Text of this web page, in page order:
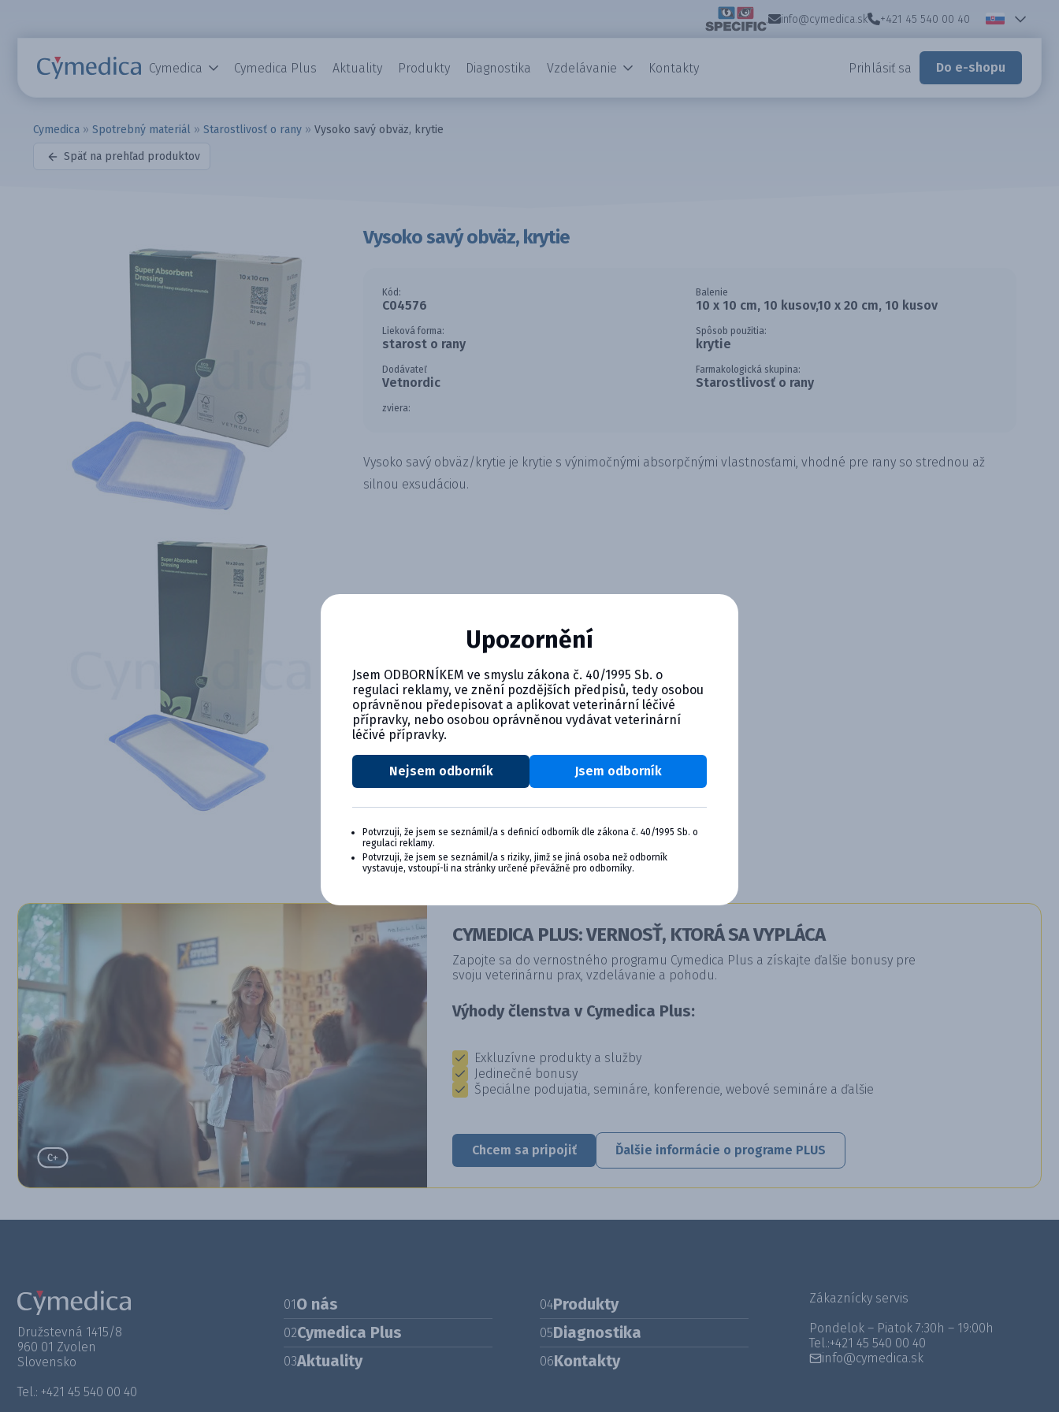
info@cymedica.sk +421 45 540 00 40
Cymedica Cymedica Plus Aktuality Produkty Diagnostika Vzdelávanie Kontakty Prihlásiť sa Do e-shopu
Cymedica » Spotrebný materiál » Starostlivosť o rany » Vysoko savý obväz, krytie
Späť na prehľad produktov
Vysoko savý obväz, krytie
Kód:
C04576
Balenie
10 x 10 cm, 10 kusov,10 x 20 cm, 10 kusov
Lieková forma:
starost o rany
Spôsob použitia:
krytie
Dodávateľ
Vetnordic
Farmakologická skupina:
Starostlivosť o rany
zviera:
Vysoko savý obväz/krytie je krytie s výnimočnými absorpčnými vlastnosťami, vhodné pre rany so strednou až
silnou exsudáciou.
CYMEDICA PLUS: VERNOSŤ, KTORÁ SA VYPLÁCA
Zapojte sa do vernostného programu Cymedica Plus a získajte ďalšie bonusy pre
svoju veterinárnu prax, vzdelávanie a pohodu.
Výhody členstva v Cymedica Plus:
Exkluzívne produkty a služby
Jedinečné bonusy
Špeciálne podujatia, semináre, konferencie, webové semináre a ďalšie
Chcem sa pripojiť Ďalšie informácie o programe PLUS
Družstevná 1415/8
960 01 Zvolen
Slovensko
Tel.: +421 45 540 00 40
01O nás
02Cymedica Plus
03Aktuality
04Produkty
05Diagnostika
06Kontakty
Zákaznícky servis
Pondelok – Piatok 7:30h – 19:00h
Tel.:+421 45 540 00 40
info@cymedica.sk
Upozornění
Jsem ODBORNÍKEM ve smyslu zákona č. 40/1995 Sb. o
regulaci reklamy, ve znění pozdějších předpisů, tedy osobou
oprávněnou předepisovat a aplikovat veterinární léčivé
přípravky, nebo osobou oprávněnou vydávat veterinární
léčivé přípravky.
Nejsem odborník Jsem odborník
Potvrzuji, že jsem se seznámil/a s definicí odborník dle zákona č. 40/1995 Sb. o
regulaci reklamy.
Potvrzuji, že jsem se seznámil/a s riziky, jimž se jiná osoba než odborník
vystavuje, vstoupí-li na stránky určené převážně pro odborníky.